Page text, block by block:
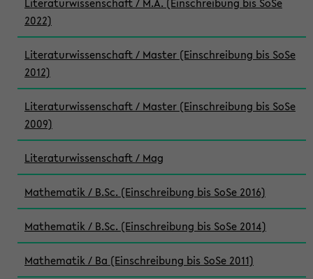
2022)
Literaturwissenschaft / Master (Einschreibung bis SoSe
2012)
Literaturwissenschaft / Master (Einschreibung bis SoSe
2009)
Literaturwissenschaft / Mag
Mathematik / B.Sc. (Einschreibung bis SoSe 2016)
Mathematik / B.Sc. (Einschreibung bis SoSe 2014)
Mathematik / Ba (Einschreibung bis SoSe 2011)